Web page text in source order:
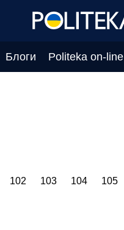
Блоги Politeka on-line
102 103 104 105